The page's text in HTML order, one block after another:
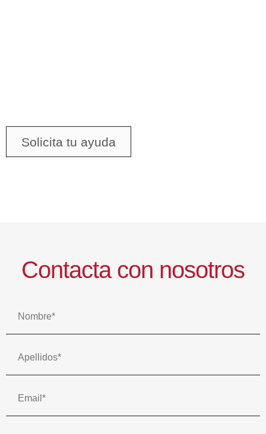
Solicita tu ayuda
Contacta con nosotros